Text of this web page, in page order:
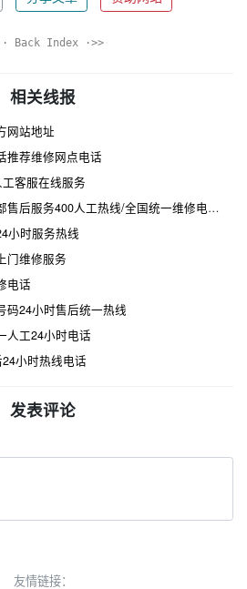
Back Index ·>>
相关线报
网站地址
推荐维修网点电话
客服在线服务
服务400人工热线/全国统一维修电话是多少
小时服务热线
门维修服务
电话
码24小时售后统一热线
人工24小时电话
小时热线电话
发表评论
友情链接：